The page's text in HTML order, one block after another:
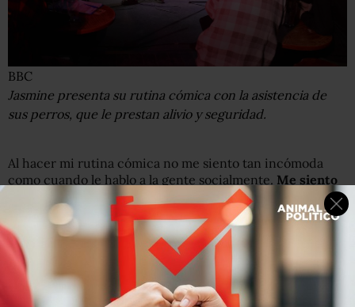
BBC
Jasmine presenta su rutina cómica con la asistencia de
sus perros, que le prestan alivio y seguridad.
Al hacer mi rutina cómica no me siento tan incómoda
como cuando le hablo a la gente socialmente. Me siento
muy natural presentándome.
No tengo que hablar con nadie en específico. Le hablo a
la gente. Esa es la diferencia.
No tengo que estar pensando cuándo tengo que meter la